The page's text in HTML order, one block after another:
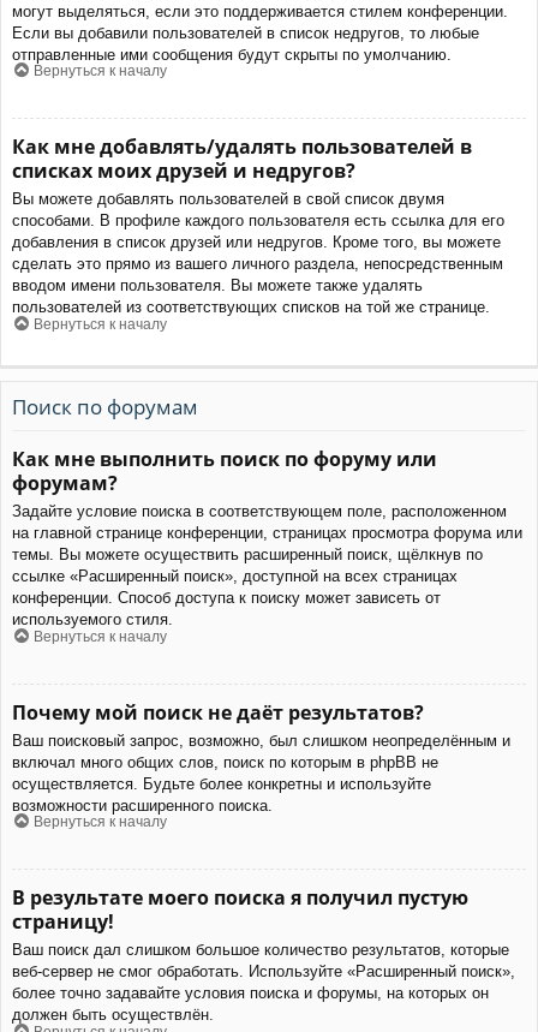
могут выделяться, если это поддерживается стилем конференции.
Если вы добавили пользователей в список недругов, то любые
отправленные ими сообщения будут скрыты по умолчанию.
Вернуться к началу
Как мне добавлять/удалять пользователей в
списках моих друзей и недругов?
Вы можете добавлять пользователей в свой список двумя
способами. В профиле каждого пользователя есть ссылка для его
добавления в список друзей или недругов. Кроме того, вы можете
сделать это прямо из вашего личного раздела, непосредственным
вводом имени пользователя. Вы можете также удалять
пользователей из соответствующих списков на той же странице.
Вернуться к началу
Поиск по форумам
Как мне выполнить поиск по форуму или
форумам?
Задайте условие поиска в соответствующем поле, расположенном
на главной странице конференции, страницах просмотра форума или
темы. Вы можете осуществить расширенный поиск, щёлкнув по
ссылке «Расширенный поиск», доступной на всех страницах
конференции. Способ доступа к поиску может зависеть от
используемого стиля.
Вернуться к началу
Почему мой поиск не даёт результатов?
Ваш поисковый запрос, возможно, был слишком неопределённым и
включал много общих слов, поиск по которым в phpBB не
осуществляется. Будьте более конкретны и используйте
возможности расширенного поиска.
Вернуться к началу
В результате моего поиска я получил пустую
страницу!
Ваш поиск дал слишком большое количество результатов, которые
веб-сервер не смог обработать. Используйте «Расширенный поиск»,
более точно задавайте условия поиска и форумы, на которых он
должен быть осуществлён.